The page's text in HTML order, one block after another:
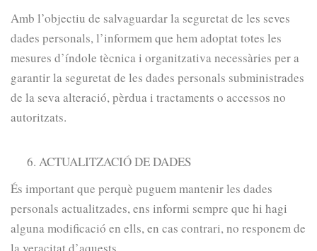
Amb l’objectiu de salvaguardar la seguretat de les seves
dades personals, l’informem que hem adoptat totes les
mesures d’índole tècnica i organitzativa necessàries per a
garantir la seguretat de les dades personals subministrades
de la seva alteració, pèrdua i tractaments o accessos no
autoritzats.
ACTUALITZACIÓ DE DADES
És important que perquè puguem mantenir les dades
personals actualitzades, ens informi sempre que hi hagi
alguna modificació en ells, en cas contrari, no responem de